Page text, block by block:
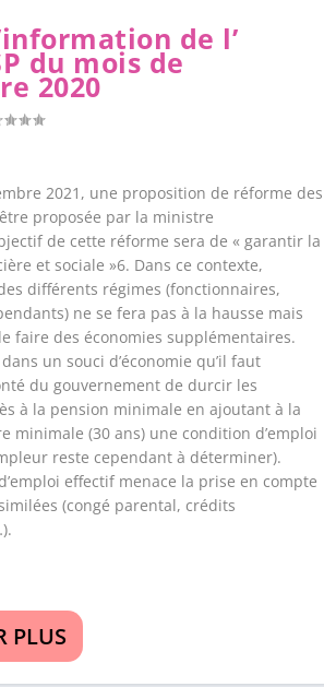
de l’
du mois de
2020
2021, une proposition de réforme des
proposée par la ministre
de cette réforme sera de « garantir la
et sociale »6. Dans ce contexte,
différents régimes (fonctionnaires,
ne se fera pas à la hausse mais
faire des économies supplémentaires.
dans un souci d’économie qu’il faut
du gouvernement de durcir les
à la pension minimale en ajoutant à la
minimale (30 ans) une condition d’emploi
reste cependant à déterminer).
effectif menace la prise en compte
(congé parental, crédits
PLUS